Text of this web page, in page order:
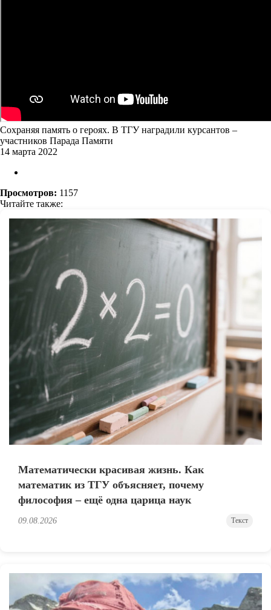
Сохраняя память о героях. В ТГУ наградили курсантов –
участников Парада Памяти
14 марта 2022
Просмотров: 1157
Читайте также:
Математически красивая жизнь. Как
математик из ТГУ объясняет, почему
философия – ещё одна царица наук
09.08.2026 Текст